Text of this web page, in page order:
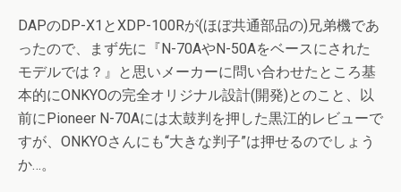
DAPのDP-X1とXDP-100Rが(ほぼ共通部品の)兄弟機であ
ったので、まず先に『N-70AやN-50Aをベースにされた
モデルでは？』と思いメーカーに問い合わせたところ基
本的にONKYOの完全オリジナル設計(開発)とのこと、以
前にPioneer N-70Aには太鼓判を押した黒江的レビューで
すが、ONKYOさんにも“大きな判子”は押せるのでしょう
か…。